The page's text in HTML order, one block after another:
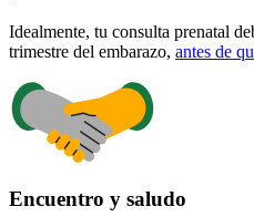
Idealmente, tu consulta prenatal
trimestre del embarazo, antes de
Encuentro y saludo